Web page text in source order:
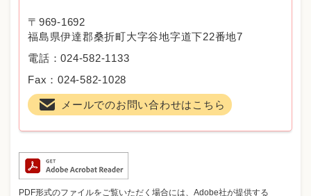
〒969-1692
福島県伊達郡桑折町大字谷地字道下22番地7
電話：024-582-1133
Fax：024-582-1028
メールでのお問い合わせはこちら
PDF形式のファイルをご覧いただく場合には、Adobe社が提供する